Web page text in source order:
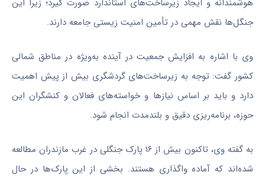
جنگل‌ها نقش مهمی در تأمین امنیت زیستی جامعه دارند.
وی با اشاره به افزایش جمعیت در آینده به‌ویژه در مناطق شمالی
کشور گفت: توجه به زیرساخت‌های گردشگری بیش از پیش اهمیت
دارد و باید بر اساس نیازها و خواسته‌های فعالان و کنشگران این
حوزه، برنامه‌ریزی دقیق و بلندمدت انجام شود.
به گفته وی، تاکنون بیش از ۱۶ پارک جنگلی در غرب مازندران مطالعه
شده‌اند که آماده واگذاری هستند. بخشی از این پارک‌ها در حال